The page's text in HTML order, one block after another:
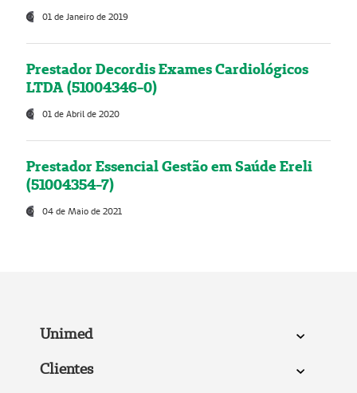
01 de Janeiro de 2019
Prestador Decordis Exames Cardiológicos
LTDA (51004346-0)
01 de Abril de 2020
Prestador Essencial Gestão em Saúde Ereli
(51004354-7)
04 de Maio de 2021
Unimed
Clientes